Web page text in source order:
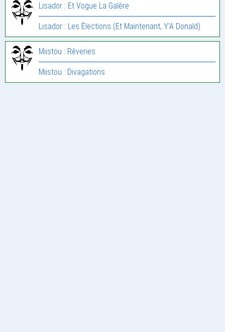
Lisador : Et Vogue La Galère
Lisador : Les Élections (Et Maintenant, Y’A Donald)
Miistou : Rêveries
Miistou : Divagations